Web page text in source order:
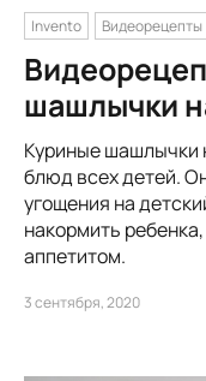
Invento Видеорецепты
шашлычки
Куриные шашлычки
блюд всех детей.
угощения на
накормить
аппетитом.
3 сентября, 2020